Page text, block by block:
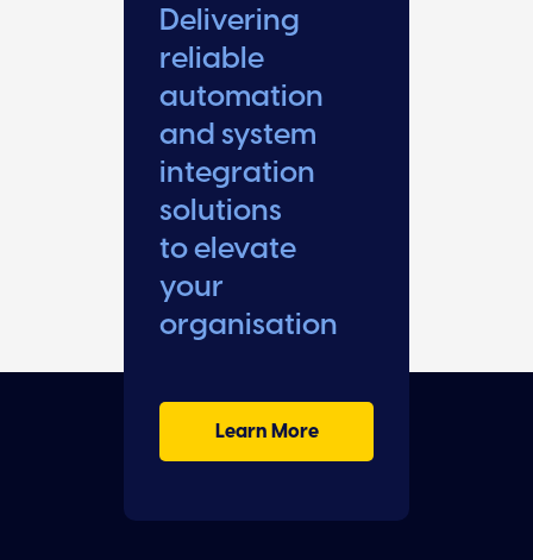
Delivering
reliable
automation
and system
integration
solutions
to elevate
your
organisation
Learn More